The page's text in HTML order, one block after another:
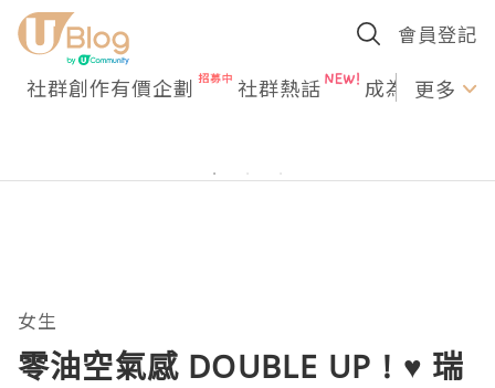
會員登記
社群創作有價企劃 社群熱話 成為U更多
女生
零油空氣感 DOUBLE UP ! ♥ 瑞